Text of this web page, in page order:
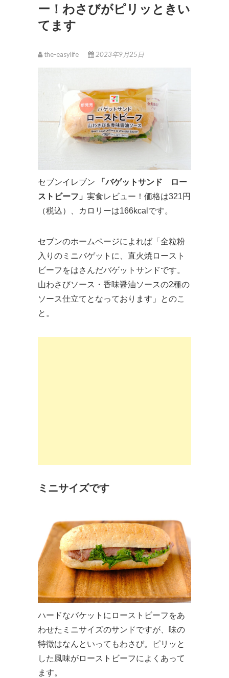
ー！わさびがピリッときい
てます
the-easylife 2023年9月25日
セブンイレブン
「バゲットサンド ロー
ストビーフ」 実食レビュー！価格は321円
（税込）、カロリーは166kcalです。
セブンのホームページによれば「全粒粉
入りのミニバゲットに、直火焼ロースト
ビーフをはさんだバゲットサンドです。
山わさびソース・香味醤油ソースの2種の
ソース仕立てとなっております」とのこ
と。
ミニサイズです
ハードなバケットにローストビーフをあ
わせたミニサイズのサンドですが、味の
特徴はなんといってもわさび。ピリッと
した風味がローストビーフによくあって
ます。